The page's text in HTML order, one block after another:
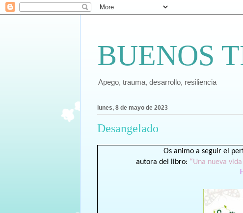
BUENOS
Apego, trauma, desarrollo, resiliencia
lunes, 8 de mayo de 2023
Desangelado
Os animo a seguir el
autora del libro: “Una nueva